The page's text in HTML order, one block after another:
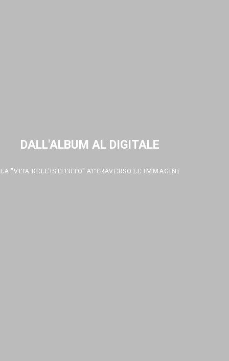
DALL'ALBUM AL DIGITALE
LA "VITA DELL'ISTITUTO" ATTRAVERSO LE IMMAGINI